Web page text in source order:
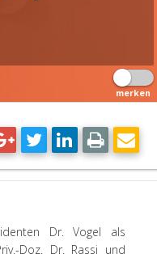
merken
Dr. Vogel als
Doz. Dr. Rassi und